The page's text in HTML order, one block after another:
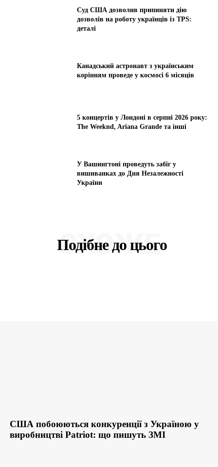
Суд США дозволив припиняти дію
дозволів на роботу українців із TPS:
деталі
Канадський астронавт з українським
корінням проведе у космосі 6 місяців
5 концертів у Лондоні в серпні 2026 року:
The Weeknd, Ariana Grande та інші
У Вашингтоні проведуть забіг у
вишиванках до Дня Незалежності
України
Подібне до цього
СХОЖЕ
США побоюються конкуренції з Україною у
виробництві Patriot: що пишуть ЗМІ